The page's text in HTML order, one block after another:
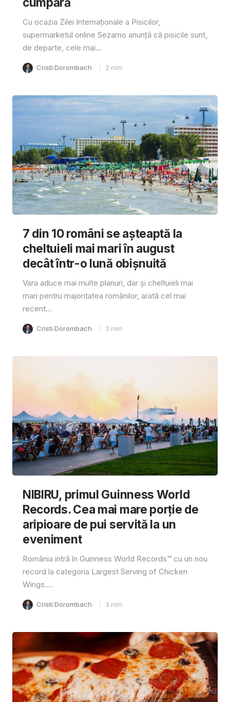
Cu ocazia Zilei Internaționale a Pisicilor,
supermarketul online Sezamo anunță că pisicile sunt,
de departe, cele mai...
Cristi Dorombach 2 min
7 din 10 români se așteaptă la
cheltuieli mai mari în august
decât într-o lună obișnuită
Vara aduce mai multe planuri, dar și cheltuieli mai
mari pentru majoritatea românilor, arată cel mai
recent...
Cristi Dorombach 3 min
NIBIRU, primul Guinness World
Records. Cea mai mare porție de
aripioare de pui servită la un
eveniment
România intră în Guinness World Records™️ cu un nou
record la categoria Largest Serving of Chicken
Wings....
Cristi Dorombach 3 min